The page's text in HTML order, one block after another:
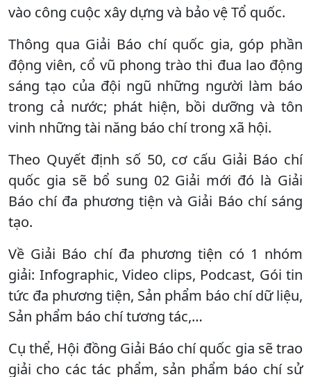
vào công cuộc xây dựng và bảo vệ Tổ quốc.
Thông qua Giải Báo chí quốc gia, góp phần
động viên, cổ vũ phong trào thi đua lao động
sáng tạo của đội ngũ những người làm báo
trong cả nước; phát hiện, bồi dưỡng và tôn
vinh những tài năng báo chí trong xã hội.
Theo Quyết định số 50, cơ cấu Giải Báo chí
quốc gia sẽ bổ sung 02 Giải mới đó là Giải
Báo chí đa phương tiện và Giải Báo chí sáng
tạo.
Về Giải Báo chí đa phương tiện có 1 nhóm
giải: Infographic, Video clips, Podcast, Gói tin
tức đa phương tiện, Sản phẩm báo chí dữ liệu,
Sản phẩm báo chí tương tác,…
Cụ thể, Hội đồng Giải Báo chí quốc gia sẽ trao
giải cho các tác phẩm, sản phẩm báo chí sử